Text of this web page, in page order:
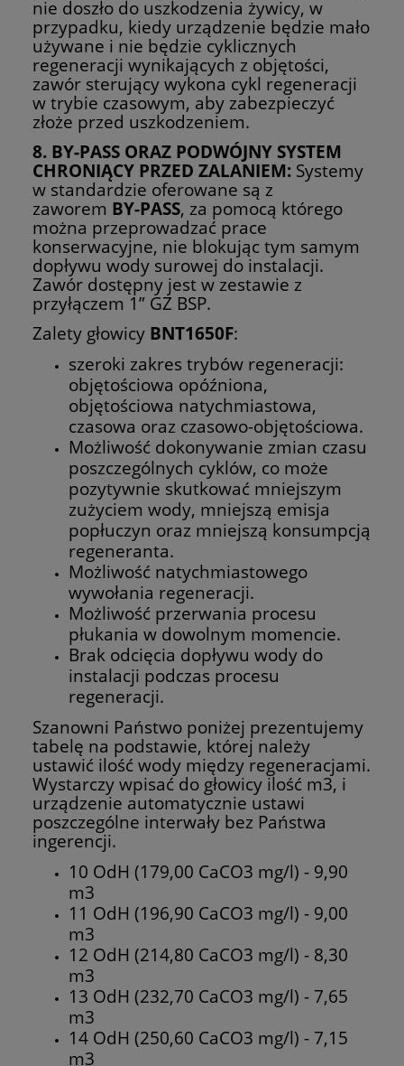
nie doszło do uszkodzenia żywicy, w
przypadku, kiedy urządzenie będzie mało
używane i nie będzie cyklicznych
regeneracji wynikających z objętości,
zawór sterujący wykona cykl regeneracji
w trybie czasowym, aby zabezpieczyć
złoże przed uszkodzeniem.
8. BY-PASS ORAZ PODWÓJNY SYSTEM
CHRONIĄCY PRZED ZALANIEM: Systemy
w standardzie oferowane są z
zaworem BY-PASS, za pomocą którego
można przeprowadzać prace
konserwacyjne, nie blokując tym samym
dopływu wody surowej do instalacji.
Zawór dostępny jest w zestawie z
przyłączem 1” GZ BSP.
Zalety głowicy BNT1650F:
szeroki zakres trybów regeneracji:
objętościowa opóźniona,
objętościowa natychmiastowa,
czasowa oraz czasowo-objętościowa.
Możliwość dokonywanie zmian czasu
poszczególnych cyklów, co może
pozytywnie skutkować mniejszym
zużyciem wody, mniejszą emisja
popłuczyn oraz mniejszą konsumpcją
regeneranta.
Możliwość natychmiastowego
wywołania regeneracji.
Możliwość przerwania procesu
płukania w dowolnym momencie.
Brak odcięcia dopływu wody do
instalacji podczas procesu
regeneracji.
Szanowni Państwo poniżej prezentujemy
tabelę na podstawie, której należy
ustawić ilość wody między regeneracjami.
Wystarczy wpisać do głowicy ilość m3, i
urządzenie automatycznie ustawi
poszczególne interwały bez Państwa
ingerencji.
10 OdH (179,00 CaCO3 mg/l) - 9,90
m3
11 OdH (196,90 CaCO3 mg/l) - 9,00
m3
12 OdH (214,80 CaCO3 mg/l) - 8,30
m3
13 OdH (232,70 CaCO3 mg/l) - 7,65
m3
14 OdH (250,60 CaCO3 mg/l) - 7,15
m3